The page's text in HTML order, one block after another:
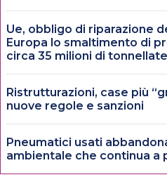
Ue, obbligo di riparazione
Europa lo smaltimento di
circa 35 milioni di
Ristrutturazioni, case più
nuove regole e sanzioni
Pneumatici usati
ambientale che continua a